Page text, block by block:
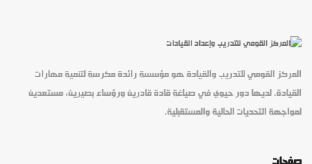
المركز القومي للتدريب والقيادة هو مؤسسة رائدة مكرسة لتنمية مهارات
القيادة. لديها دور حيوي في صياغة قادة قادرين ورؤساء بصيرين، مستعدين
لمواجهة التحديات الحالية والمستقبلية.